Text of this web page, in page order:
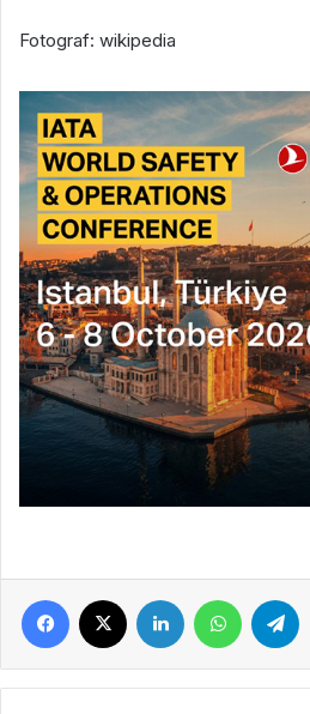
Fotograf: wikipedia
Facebook LinkedIn WhatsApp